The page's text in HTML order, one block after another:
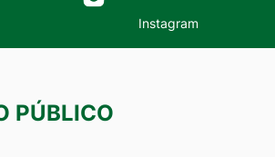
Instagram
PÚBLICO